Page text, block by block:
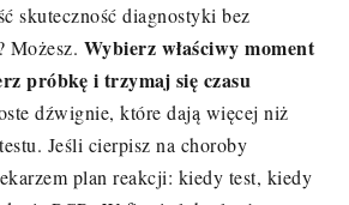
skuteczność diagnostyki bez
Możesz. Wybierz właściwy moment
próbkę i trzymaj się czasu
dźwignie, które dają więcej niż
Jeśli cierpisz na choroby
plan reakcji: kiedy test, kiedy